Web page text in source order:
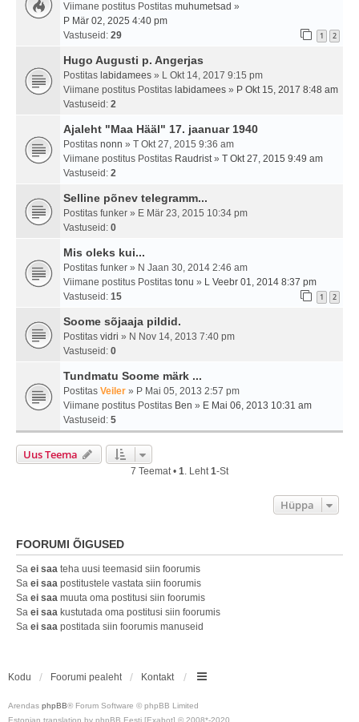
Viimane postitus Postitas muhumetsad »
P Mär 02, 2025 4:40 pm
Vastuseid: 29 1 2
Hugo Augusti p. Angerjas
Postitas labidamees » L Okt 14, 2017 9:15 pm
Viimane postitus Postitas labidamees » P Okt 15, 2017 8:48 am
Vastuseid: 2
Ajaleht "Maa Hääl" 17. jaanuar 1940
Postitas nonn » T Okt 27, 2015 9:36 am
Viimane postitus Postitas Raudrist» T Okt 27, 2015 9:49 am
Vastuseid: 2
Selline põnev telegramm...
Postitas funker » E Mär 23, 2015 10:34 pm
Vastuseid: 0
Mis oleks kui...
Postitas funker » N Jaan 30, 2014 2:46 am
Viimane postitus Postitas tonu » L Veebr 01, 2014 8:37 pm
Vastuseid: 15 1 2
Soome sõjaaja pildid.
Postitas vidri » N Nov 14, 2013 7:40 pm
Vastuseid: 0
Tundmatu Soome märk ...
Postitas Veiler » P Mai 05, 2013 2:57 pm
Viimane postitus Postitas Ben » E Mai 06, 2013 10:31 am
Vastuseid: 5
Uus Teema
7 Teemat • 1. Leht1-st
Hüppa
FOORUMI ÕIGUSED
Sa ei saa teha uusi teemasid siin foorumis
Sa ei saa postitustele vastata siin foorumis
Sa ei saa muuta oma postitusi siin foorumis
Sa ei saa kustutada oma postitusi siin foorumis
Sa ei saa postitada siin foorumis manuseid
Kodu Foorumi pealeht Kontakt
Arendas phpBB® Forum Software © phpBB Limited
Estonian translation by phpBB Eesti [Exabot] © 2008*-2020